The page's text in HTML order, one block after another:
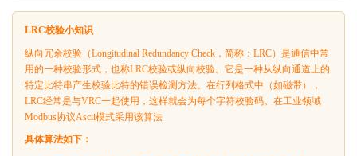
LRC校验小知识
纵向冗余校验（Longitudinal Redundancy Check，简称：LRC）是通信中常
用的一种校验形式，也称LRC校验或纵向校验。它是一种从纵向通道上的
特定比特串产生校验比特的错误检测方法。在行列格式中（如磁带），
LRC经常是与VRC一起使用，这样就会为每个字符校验码。在工业领域
Modbus协议Ascii模式采用该算法
具体算法如下：